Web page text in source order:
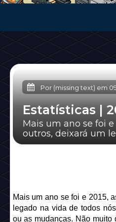
Por (missing text) em
Estatísticas |
Mais um ano se foi
outros, deixará um
sejam eles as
Mais um ano se foi e 2015,
legado na vida de todos
ou as mudanças. Não muito